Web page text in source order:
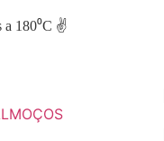
a 180⁰C ✌